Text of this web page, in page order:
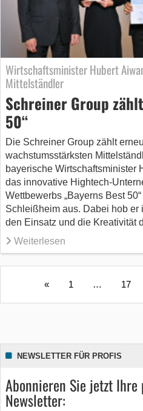
Wirtschaftsminister Hubert
Mittelständler
Schreiner Group
50“
Die Schreiner Group zählt
wachstumsstärksten
bayerische Wirtschaftsminister
das innovative Hightech-
Wettbewerbs „Bayerns Best
Schleißheim aus. Dabei hob er
den Einsatz und die Kreativität
Weiterlesen
« 1 … 17
NEWSLETTER FÜR PROFIS
Abonnieren Sie jetzt Ihre
Newsletter: